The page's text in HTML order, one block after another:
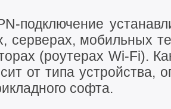
подключение
серверах, мобильных
(роутерах Wi-Fi).
от типа устройства,
софта.